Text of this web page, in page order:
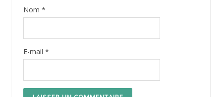
Nom *
E-mail *